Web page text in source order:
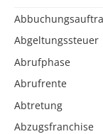
Abgeltungssteuer
Abrufphase
Abrufrente
Abtretung
Abzugsfranchise